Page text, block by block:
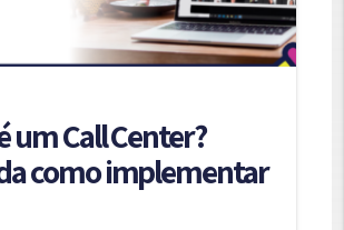
um Call Center?
como implementar